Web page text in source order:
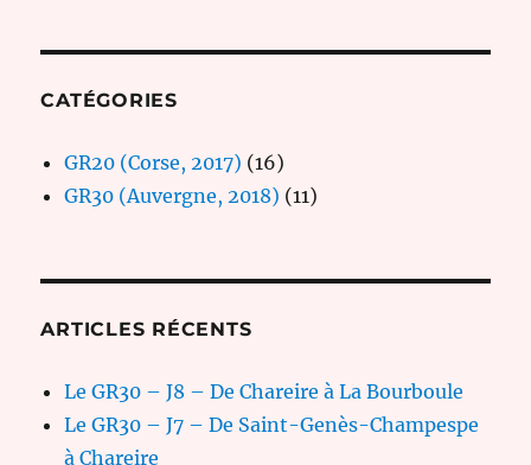
CATÉGORIES
GR20 (Corse, 2017) (16)
GR30 (Auvergne, 2018) (11)
ARTICLES RÉCENTS
Le GR30 – J8 – De Chareire à La Bourboule
Le GR30 – J7 – De Saint-Genès-Champespe
à Chareire